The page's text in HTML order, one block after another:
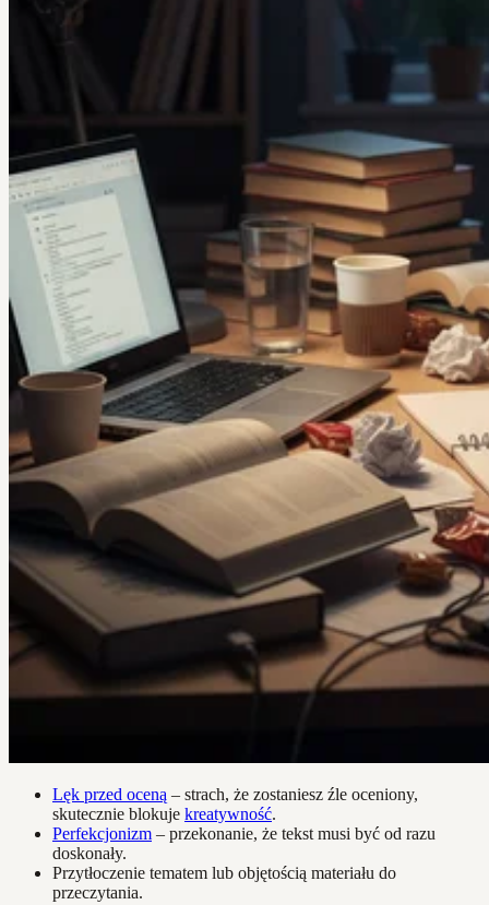
Lęk przed oceną – strach, że zostaniesz źle oceniony,
skutecznie blokuje kreatywność.
Perfekcjonizm – przekonanie, że tekst musi być od razu
doskonały.
Przytłoczenie tematem lub objętością materiału do
przeczytania.